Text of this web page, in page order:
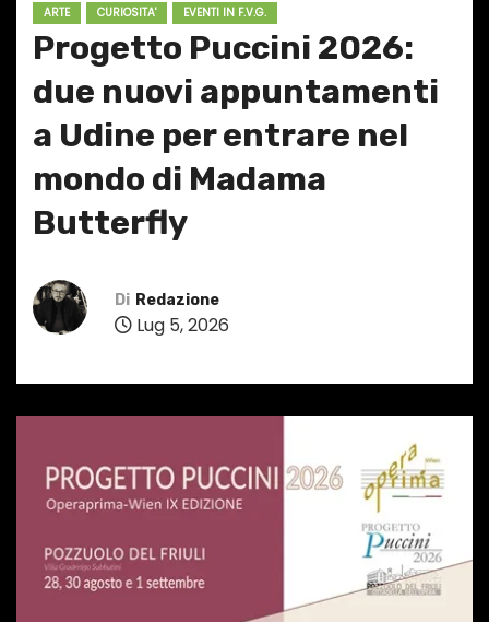
ARTE CURIOSITA' EVENTI IN F.V.G.
Progetto Puccini 2026:
due nuovi appuntamenti
a Udine per entrare nel
mondo di Madama
Butterfly
Di Redazione
Lug 5, 2026